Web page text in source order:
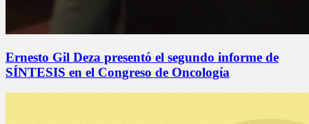
Ernesto Gil Deza presentó el segundo informe de
SÍNTESIS en el Congreso de Oncología